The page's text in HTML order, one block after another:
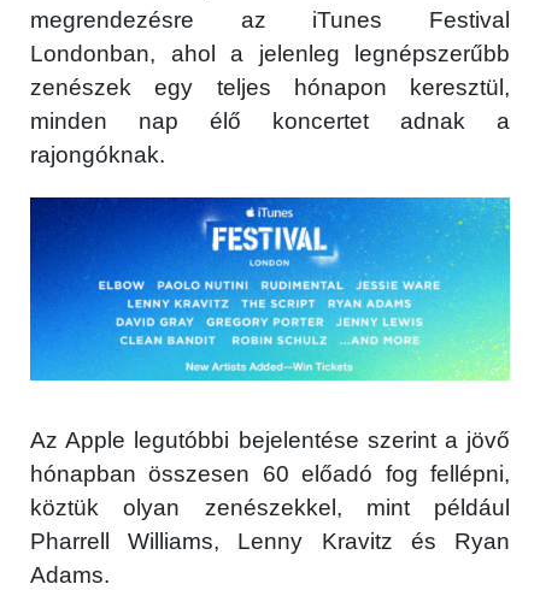
megrendezésre az iTunes Festival
Londonban, ahol a jelenleg legnépszerűbb
zenészek egy teljes hónapon keresztül,
minden nap élő koncertet adnak a
rajongóknak.
Az Apple legutóbbi bejelentése szerint a jövő
hónapban összesen 60 előadó fog fellépni,
köztük olyan zenészekkel, mint például
Pharrell Williams, Lenny Kravitz és Ryan
Adams.